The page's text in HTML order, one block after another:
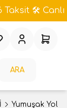
🛠️ Canlı
ARA
Hesabım
Yumuşak